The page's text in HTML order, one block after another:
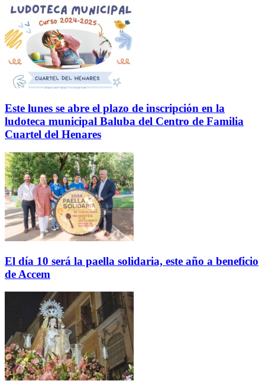
Este lunes se abre el plazo de inscripción en la
ludoteca municipal Baluba del Centro de Familia
Cuartel del Henares
El día 10 será la paella solidaria, este año a beneficio
de Accem